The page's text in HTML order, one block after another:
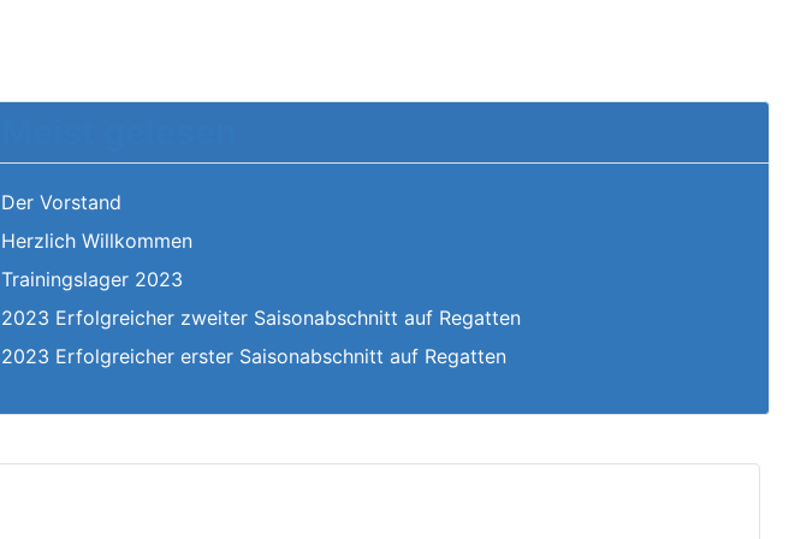
Der Vorstand
Herzlich Willkommen
Trainingslager 2023
2023 Erfolgreicher zweiter Saisonabschnitt auf Regatten
2023 Erfolgreicher erster Saisonabschnitt auf Regatten